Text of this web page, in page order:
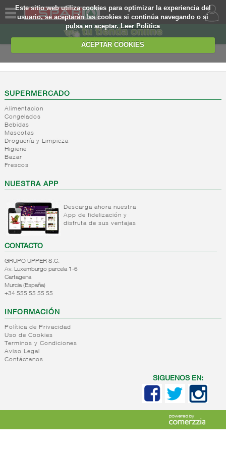
Este sitio web utiliza cookies para optimizar la experiencia del
usuario, se aceptarán las cookies si continúa navegando o si
pulsa en aceptar.Leer Política
ACEPTAR COOKIES
SOMOS
WEB
EJEMPLO
SUPERMERCADO
Alimentacion
Congelados
Bebidas
Mascotas
Droguería y Limpieza
Higiene
Bazar
Frescos
NUESTRA APP
Descarga ahora nuestra
App de fidelización y
disfruta de sus ventajas
CONTACTO
GRUPO UPPER S.C.
Av. Luxemburgo parcela 1-6
Cartagena
Murcia (España)
+34 555 55 55 55
INFORMACIÓN
Política de Privacidad
Uso de Cookies
Terminos y Condiciones
Aviso Legal
Contáctanos
SIGUENOS EN: